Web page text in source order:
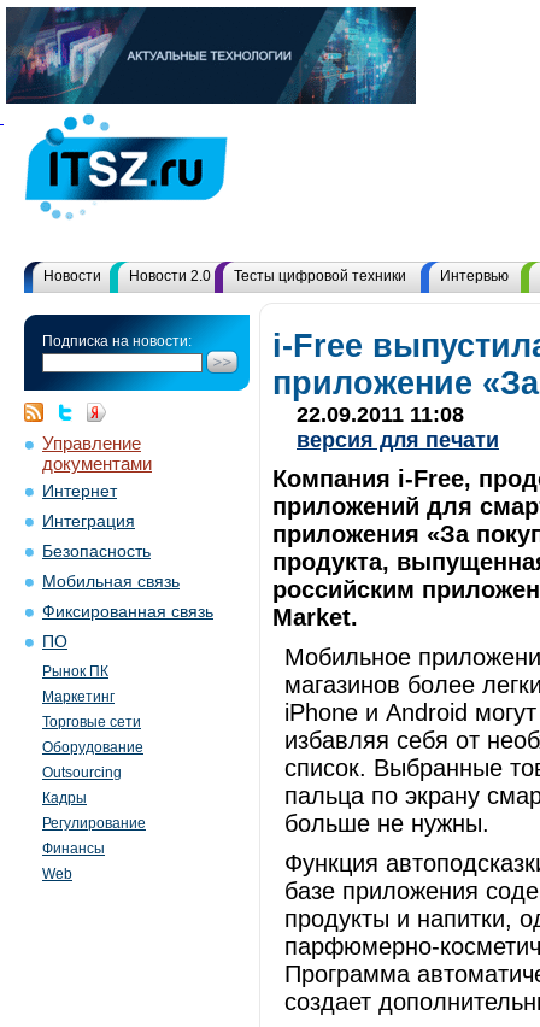
Новости Новости 2.0 Тесты цифровой техники Интервью
Подписка на новости:
Управление
документами
Интернет
Интеграция
Безопасность
Мобильная связь
Фиксированная связь
ПО
Рынок ПК
Маркетинг
Торговые сети
Оборудование
Outsourcing
Кадры
Регулирование
Финансы
Web
i-Free
приложение
22.09.2011 11:08
версия для печати
Компания i-Free,
приложений для
приложения «За
продукта,
российским
Market.
Мобильное
магазинов более
iPhone и Android
избавляя себя от
список. Выбранные
пальца по экрану
больше не нужны.
Функция
базе приложения
продукты и напитки,
парфюмерно-
Программа
создает